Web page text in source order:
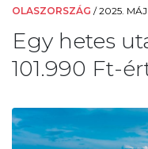
OLASZORSZÁG /2025.
Egy hetes
101.990 Ft-